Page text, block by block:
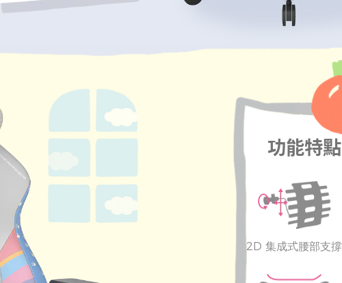
功能特點
2D 集成式腰部支撐